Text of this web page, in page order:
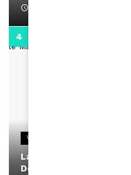
VIDEOS
La rubrique santé
Docteur Makanda